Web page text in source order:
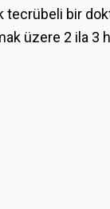
tecrübeli bir
üzere 2 ila 3